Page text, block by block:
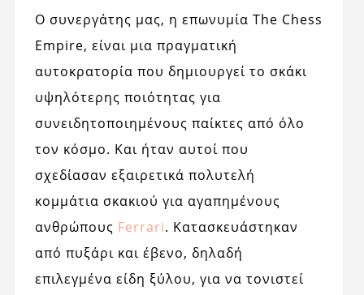
Ο συνεργάτης μας, η επωνυμία The Chess
Empire, είναι μια πραγματική
αυτοκρατορία που δημιουργεί το σκάκι
υψηλότερης ποιότητας για
συνειδητοποιημένους παίκτες από όλο
τον κόσμο. Και ήταν αυτοί που
σχεδίασαν εξαιρετικά πολυτελή
κομμάτια σκακιού για αγαπημένους
ανθρώπους Ferrari. Κατασκευάστηκαν
από πυξάρι και έβενο, δηλαδή
επιλεγμένα είδη ξύλου, για να τονιστεί